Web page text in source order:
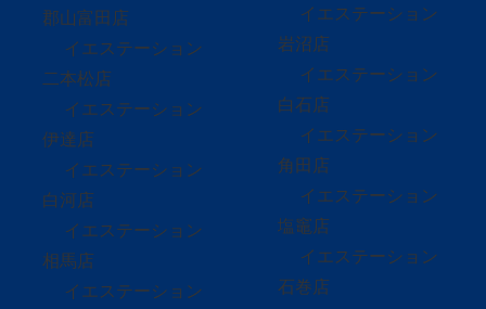
郡山富田店
イエステーション
二本松店
イエステーション
伊達店
イエステーション
白河店
イエステーション
相馬店
イエステーション
イエステーション
岩沼店
イエステーション
白石店
イエステーション
角田店
イエステーション
塩竈店
イエステーション
石巻店